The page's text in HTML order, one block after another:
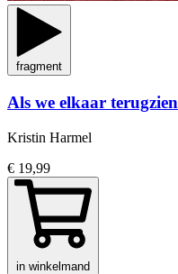
fragment
Als we elkaar terugzien
Kristin Harmel
€ 19,99
in winkelmand